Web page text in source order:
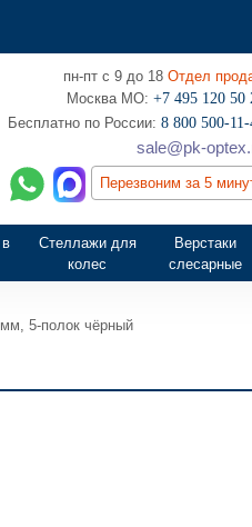
пн-пт с 9 до 18 Отдел
Москва МО: +7 495 120 50
‎Бесплатно по России: 8 800 500-
sale@pk-
Перезвоним за 5
Стеллажи для
колес
Верстаки
слесарные
5-полок чёрный